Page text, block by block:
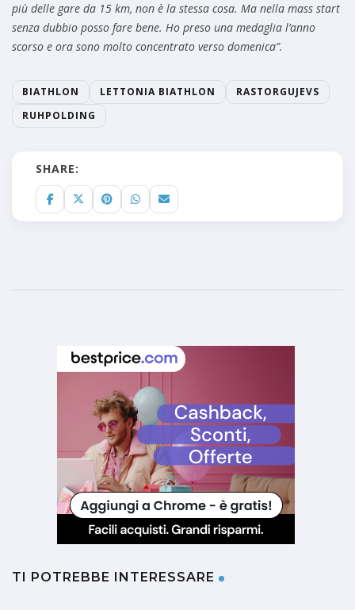
più delle gare da 15 km, non è la stessa cosa. Ma nella mass start
senza dubbio posso fare bene. Ho preso una medaglia l’anno
scorso e ora sono molto concentrato verso domenica”.
BIATHLON LETTONIA BIATHLON
RASTORGUJEVS
RUHPOLDING
SHARE:
TI POTREBBE INTERESSARE